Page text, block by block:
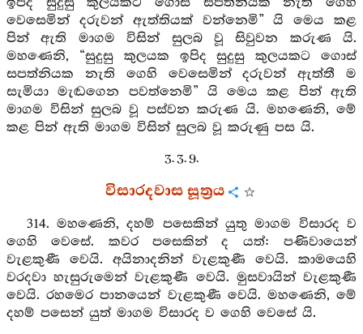
වෙසෙමින් දරුවන් ඇත්තියක් වන්නෙමි” යි මෙය කළ
පින් ඇති මාගම විසින් සුලබ වූ සිවුවන කරුණ යි.
මහණෙනි, “සුදුසු කුලයක ඉපිද සුදුසු කුලයකට ගොස්
සපත්නියක නැති ගෙහි වෙසෙමින් දරුවන් ඇත්තී ම
සැමියා මැඬගෙන පවත්නෙමි” යි මෙය කළ පින් ඇති
මාගම විසින් සුලබ වූ පස්වන කරුණ යි. මහණෙනි, මේ
කළ පින් ඇති මාගම විසින් සුලබ වූ කරුණු පස යි.
3. 3. 9.
විසාරදවාස සූත්‍රය
314. මහණෙනි, දහම් පසෙකින් යුතු මාගම විසාරද ව
ගෙහි වෙසේ. කවර පසෙකින් ද යත්: පණිවායෙන්
වැළකුණී වෙයි. අයිනාදනින් වැළකුණී වෙයි. කාමයෙහි
වරදවා හැසුරුමෙන් වැළකුණී වෙයි. මුසවායින් වැළකුණී
වෙයි. රහමෙර පානයෙන් වැළකුණී වෙයි. මහණෙනි, මේ
දහම් පසෙන් යුත් මාගම විසාරද ව ගෙහි වෙසේ යි.